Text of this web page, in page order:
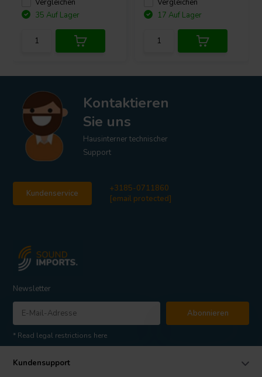
Vergleichen
35 Auf Lager
Vergleichen
17 Auf Lager
Kontaktieren
Sie uns
Hausinterner technischer
Support
Kundenservice
+3185-0711860
[email protected]
Newsletter
Abonnieren
* Read legal restrictions here
Kundensupport